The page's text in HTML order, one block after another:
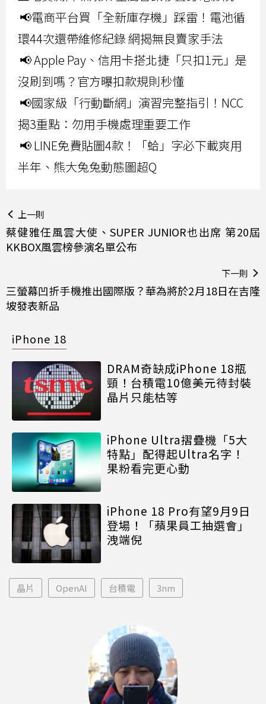
📢電商平台買「全新庫存機」踩雷！電池循
環44次還帶維修紀錄 網揭無良賣家手法
📢 Apple Pay、信用卡搭北捷「只扣1元」是
沒刷到嗎？官方曝扣款規則秒懂
📢國家級「行動斷網」演習完整指引！NCC
揭3重點：勿用手機處理重要工作
📢 LINE免費貼圖4款！「蛤」字必下載爽用
半年、熊大兔兔動態圖超Q
上一則
蔡健雅任風雲大使、SUPER JUNIOR也出席 第20屆
KKBOX風雲榜參演名單公布
下一則
三螢幕凹折手機推出國際版？華為將於2月18日在吉隆
坡發表新品
iPhone 18
DRAM奇缺成iPhone 18瓶
頸！台積電10億美元待封裝
晶片只能枯等
iPhone Ultra摺疊機「5大
特點」配得起Ultra名字！
果粉看完更心動
iPhone 18 Pro有望9月9日
登場！「蘋果員工抽選會」
洩端倪
晶片 OpenAI 台積電 3nm